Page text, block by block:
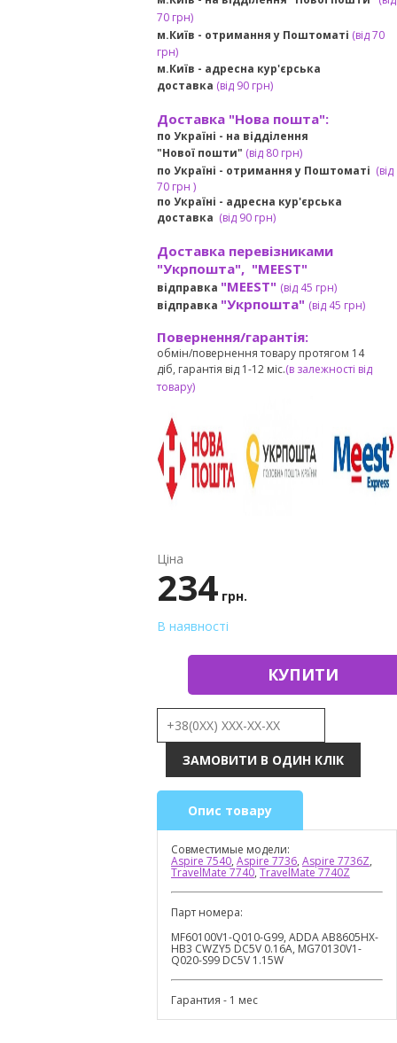
70 грн)
м.Київ - отримання у Поштоматі (від 70
грн)
м.Київ - адресна кур'єрська
доставка (від90 грн)
Доставка "Нова пошта":
по Україні - на відділення
"Нової пошти" (від 80 грн)
по Україні - отримання у Поштоматі (від
70 грн )
по Україні - адресна кур'єрська
доставка (від90 грн)
Доставка перевізниками
"Укрпошта", "MEEST"
відправка "MEEST" (від 45 грн)
відправка "Укрпошта" (від 45 грн)
Повернення/гарантія:
обмін/повернення товару протягом 14
діб, гарантія від 1-12 міс.(в залежності від
товару)
Ціна
234 грн.
В наявності
КУПИТИ
Опис товару
Совместимые модели:
Aspire 7540, Aspire 7736, Aspire 7736Z,
TravelMate 7740, TravelMate 7740Z
Парт номера:
MF60100V1-Q010-G99, ADDA AB8605HX-
HB3 CWZY5 DC5V 0.16A, MG70130V1-
Q020-S99 DC5V 1.15W
Гарантия - 1 мес